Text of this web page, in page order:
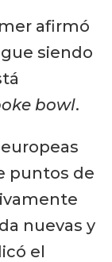
afirmó
siendo
bowl.
puntos de
nuevas y
el